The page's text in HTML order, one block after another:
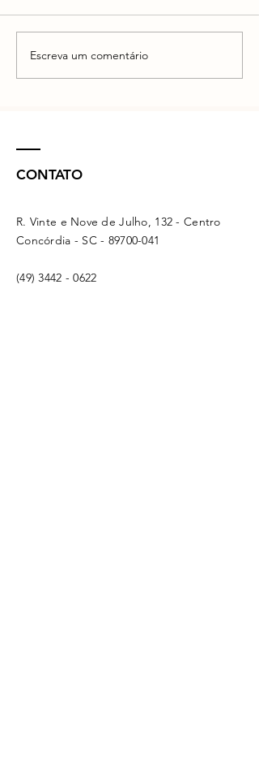
Escreva um comentário
CONTATO
R. Vinte e Nove de Julho, 132 - Centro
Concórdia - SC - 89700-041
(49) 3442 - 0622